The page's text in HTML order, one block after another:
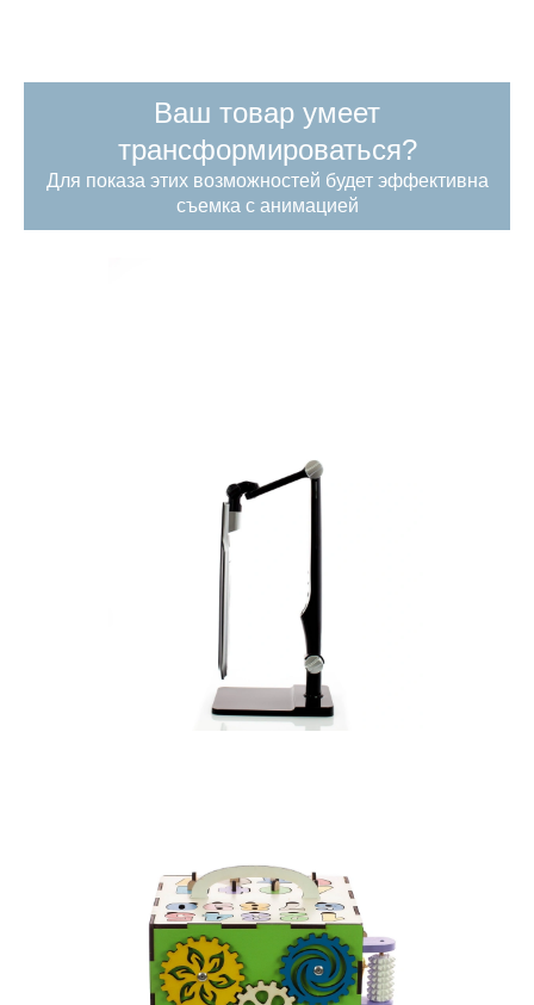
Ваш товар умеет
трансформироваться?
Для показа этих возможностей будет эффективна
съемка с анимацией